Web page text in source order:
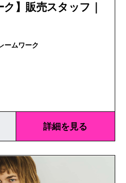
ク】販売スタッフ｜
| フレームワーク
詳細を見る